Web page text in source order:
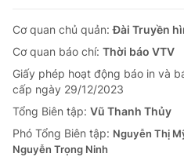
Cơ quan chủ quản:Đài Truyền
Cơ quan báo chí: Thời báo VTV
Giấy phép hoạt động báo in và
cấp ngày 29/12/2023
Tổng Biên tập: Vũ Thanh Thủy
Phó Tổng Biên tập: Nguyễn Thị
Nguyễn Trọng Ninh